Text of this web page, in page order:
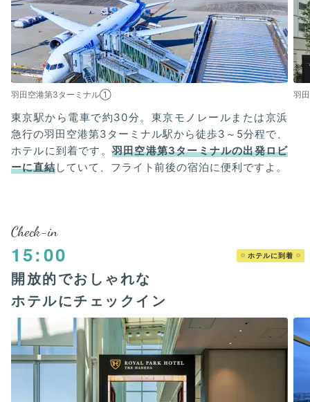
羽田空港第3ターミナル① 羽
東京駅から電車で約30分。東京モノレールまたは京浜
急行の羽田空港第3ターミナル駅から徒歩3～5分程で、
ホテルに到着です。 羽田空港第3ターミナルの出発ロビ
ーに直結していて、フライト前後の宿泊に便利ですよ。
Check-in
15:00 ホテルに到着
開放的でおしゃれな
ホテルにチェックイン